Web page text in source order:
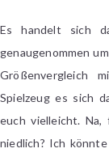
Es handelt sich
genaugenommen
Größenvergleich
Spielzeug es sich
euch vielleicht.
niedlich? Ich